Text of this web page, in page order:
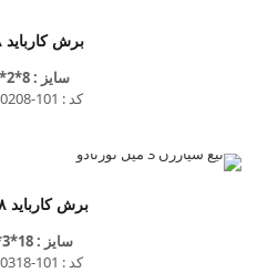
برش کارباید ۸*۲
سایز : 8*2*8
کد : T080208-101
برش کارباید ۱۸*۳
سایز : 18*3*8
کد : T080318-101